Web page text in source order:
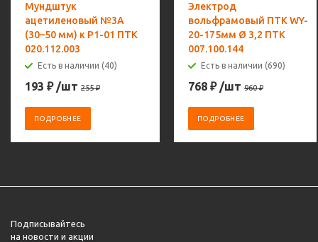
Мундштук
ацетиленовый №3А
(30–50 мм) к Р1-01 ПТК
020.112.003
Есть в наличии (40)
193 ₽ /шт 255₽
ПОДРОБНЕЕ
Электрод
вольфрамовый ПТК WY-
20-175мм Ø 3,2 ПТК
007.100.144
Есть в наличии (690)
768 ₽ /шт 960₽
ПОДРОБНЕЕ
Подписывайтесь
на новости и акции